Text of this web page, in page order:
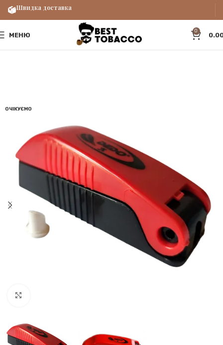
МЕНЮ
0
ОЧІКУЄМО
Швидка доставка